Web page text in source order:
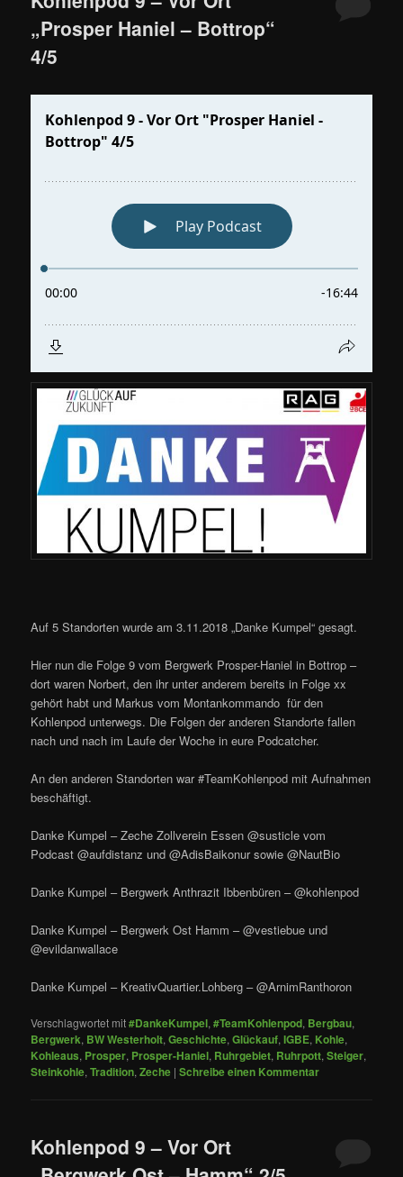
„Prosper Haniel – Bottrop“
4/5
Auf 5 Standorten wurde am 3.11.2018 „Danke Kumpel“ gesagt.
Hier nun die Folge 9 vom Bergwerk Prosper-Haniel in Bottrop –
dort waren Norbert, den ihr unter anderem bereits in Folge xx
gehört habt und Markus vom Montankommando für den
Kohlenpod unterwegs. Die Folgen der anderen Standorte fallen
nach und nach im Laufe der Woche in eure Podcatcher.
An den anderen Standorten war #TeamKohlenpod mit Aufnahmen
beschäftigt.
Danke Kumpel – Zeche Zollverein Essen @susticle vom
Podcast @aufdistanz und @AdisBaikonur sowie @NautBio
Danke Kumpel – Bergwerk Anthrazit Ibbenbüren – @kohlenpod
Danke Kumpel – Bergwerk Ost Hamm – @vestiebue und
@evildanwallace
Danke Kumpel – KreativQuartier.Lohberg – @ArnimRanthoron
Verschlagwortet mit#DankeKumpel,#TeamKohlenpod, Bergbau,
Bergwerk, BW Westerholt,Geschichte,Glückauf,IGBE, Kohle,
Kohleaus, Prosper, Prosper-Haniel, Ruhrgebiet, Ruhrpott,Steiger,
Steinkohle,Tradition,Zeche |Schreibe einen Kommentar
Kohlenpod 9 – Vor Ort